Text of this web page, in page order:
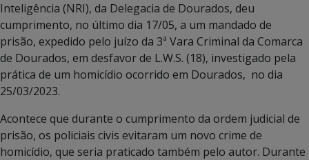
Inteligência (NRI), da Delegacia de Dourados, deu
cumprimento, no último dia 17/05, a um mandado de
prisão, expedido pelo juízo da 3ª Vara Criminal da Comarca
de Dourados, em desfavor de L.W.S. (18), investigado pela
prática de um homicídio ocorrido em Dourados, no dia
25/03/2023.
Acontece que durante o cumprimento da ordem judicial de
prisão, os policiais civis evitaram um novo crime de
homicídio, que seria praticado também pelo autor. Durante